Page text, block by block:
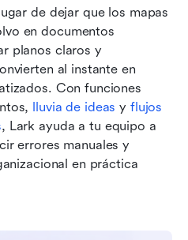
de dejar que los mapas
en documentos
planos claros y
al instante en
Con funciones
lluvia de ideas y flujos
, Lark ayuda a tu equipo a
errores manuales y
en práctica